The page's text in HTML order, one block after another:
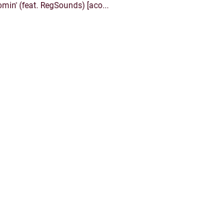
(feat. RegSounds) [aco...